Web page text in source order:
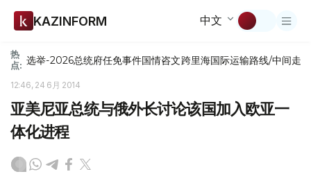
KAZINFORM 中文
热
点: 选举-2026总统府任免事件国情咨文跨里海国际运输路线/中间走廊
12:46, 24 6月 2014
亚美尼亚总统与俄外长讨论该国加入欧亚一
体化进程